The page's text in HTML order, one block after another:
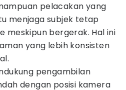
pelacakan yang
menjaga subjek tetap
meskipun bergerak. Hal ini
yang lebih konsisten
pengambilan
dengan posisi kamera